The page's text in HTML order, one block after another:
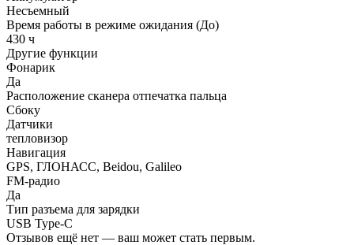
Несъемный
Время работы в режиме ожидания (До)
430 ч
Другие функции
Фонарик
Да
Расположение сканера отпечатка пальца
Сбоку
Датчики
тепловизор
Навигация
GPS, ГЛОНАСС, Beidou, Galileo
FM-радио
Да
Тип разъема для зарядки
USB Type-C
Отзывов ещё нет — ваш может стать первым.